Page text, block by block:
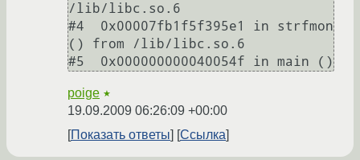
/lib/libc.so.6
#4  0x00007fb1f5f395e1 in strfmon
() from /lib/libc.so.6
poige ★
19.09.2009 06:26:09 +00:00
Показать ответы
Ссылка